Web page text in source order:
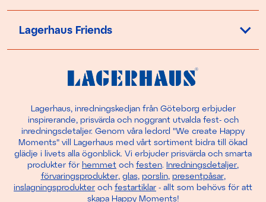
Lagerhaus Friends
Lagerhaus, inredningskedjan från Göteborg erbjuder
inspirerande, prisvärda och noggrant utvalda fest- och
inredningsdetaljer. Genom våra ledord "We create Happy
Moments" vill Lagerhaus med vårt sortiment bidra till ökad
glädje i livets alla ögonblick. Vi erbjuder prisvärda och smarta
produkter för hemmet och festen. Inredningsdetaljer,
förvaringsprodukter, glas, porslin, presentpåsar,
inslagningsprodukter och festartiklar - allt som behövs för att
skapa Happy Moments!